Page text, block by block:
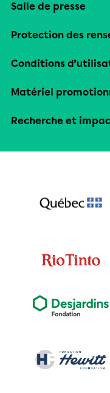
Salle de presse
Protection des
Conditions
Matériel
Recherche et